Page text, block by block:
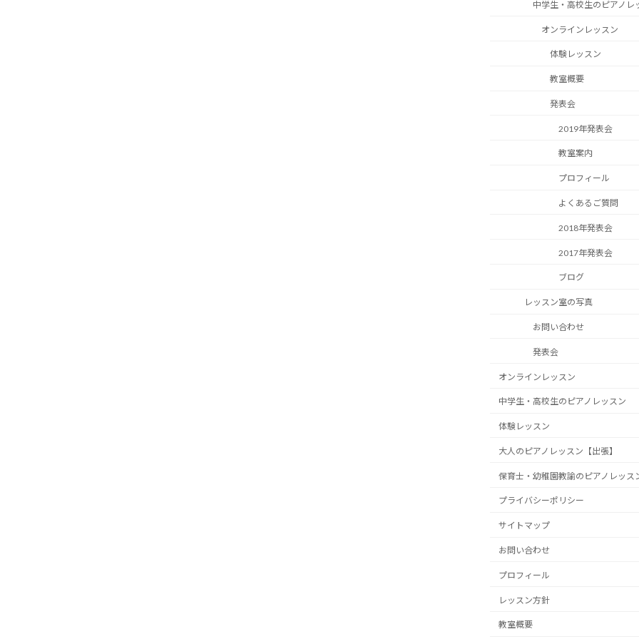
中学生・高校生のピアノレ
オンラインレッスン
体験レッスン
教室概要
発表会
2019年発表会
教室案内
プロフィール
よくあるご質問
2018年発表会
2017年発表会
ブログ
レッスン室の写真
お問い合わせ
発表会
オンラインレッスン
中学生・高校生のピアノレッスン
体験レッスン
大人のピアノレッスン【出張】
保育士・幼稚園教諭のピアノレッス
プライバシーポリシー
サイトマップ
お問い合わせ
プロフィール
レッスン方針
教室概要